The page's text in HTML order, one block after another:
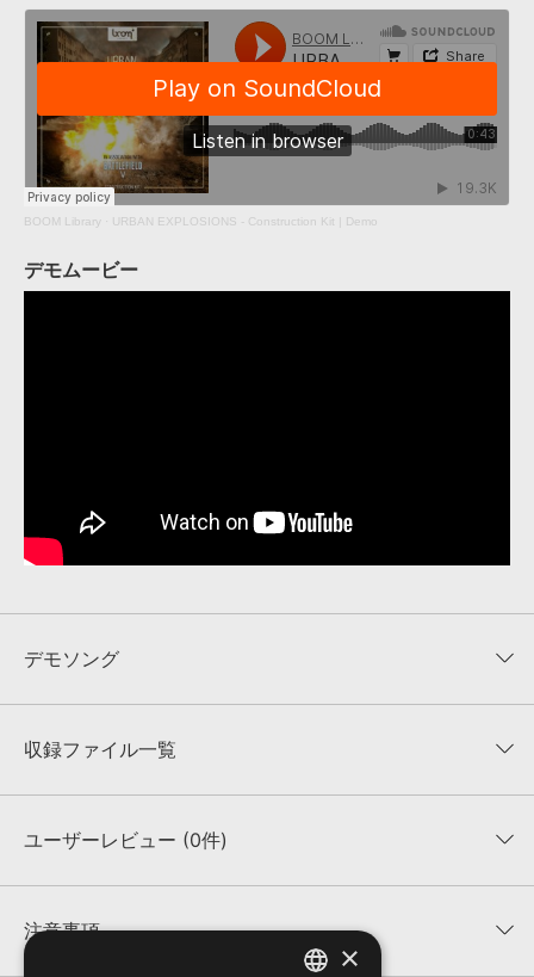
BOOM Library · URBAN EXPLOSIONS - Construction Kit | Demo
デモムービー
デモソング
収録サウンドの試聴
収録ファイル一覧
収録ファイル一覧
ユーザーレビュー (0件)
★★★★★
注意事項
×